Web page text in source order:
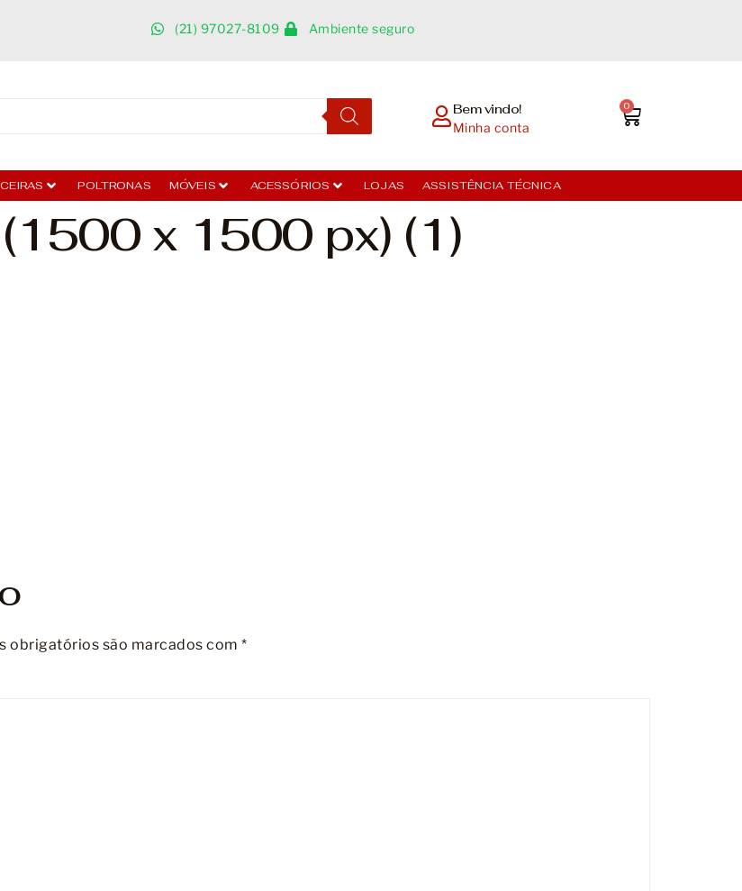
(21) 97027-8109 Ambiente seguro​
Bem vindo!
Minha conta
0
POLTRONAS MÓVEIS ACESSÓRIOS LOJAS ASSISTÊNCIA TÉCNICA
x 1500 px) (1)
obrigatórios são marcados com *